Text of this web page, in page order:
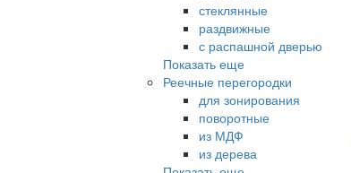
стеклянные
раздвижные
с распашной дверью
Показать еще
Реечные перегородки
для зонирования
поворотные
из МДФ
из дерева